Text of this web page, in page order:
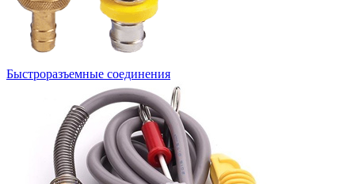
Быстроразъемные соединения